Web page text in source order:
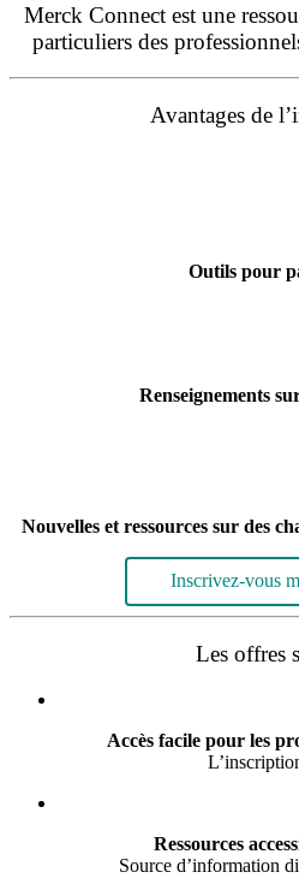
Merck Connect est une
particuliers des
Avantages de
Outils pour
Renseignements
Nouvelles et ressources sur des
Inscrivez-vous
Les offres
Accès facile pour les
Ressources
Source d’information